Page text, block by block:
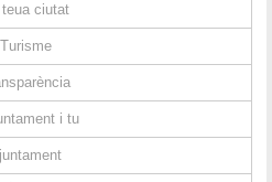
teua ciutat
Turisme
i tu